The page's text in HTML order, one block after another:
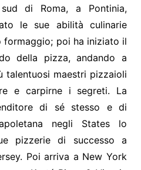
di Roma, a Pontinia,
le sue abilità culinarie
formaggio; poi ha iniziato il
della pizza, andando a
talentuosi maestri pizzaioli
e carpirne i segreti. La
di sé stesso e di
negli States lo
pizzerie di successo a
Poi arriva a New York